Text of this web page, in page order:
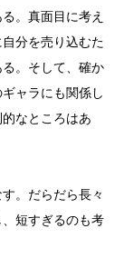
。真面目に考え
分を売り込むた
。そして、確か
ャラにも関係し
なところはあ
。だらだら長々
短すぎるのも考